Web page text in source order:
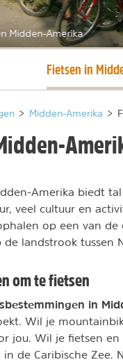
Midden-Amerika
Huidige pagina
Fietsen in
> Midden-Amerika >
Amerika biedt
veel cultuur en
op een van
landstrook tussen
om te fietsen
in
Wil je
jou. Wil je fietsen
in de Caribische